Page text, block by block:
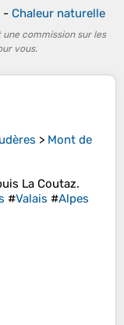
- Chaleur naturelle
commission sur les
vous.
> Mont de
La Coutaz.
#Valais #Alpes